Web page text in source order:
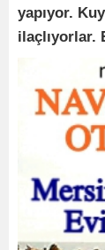
yapıyor.
ilaçlıyorlar.